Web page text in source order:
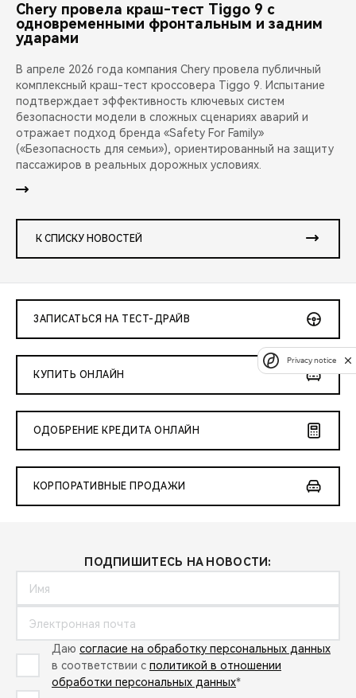
Chery провела краш-тест Tiggo 9 с
одновременными фронтальным и задним
ударами
В апреле 2026 года компания Chery провела публичный
комплексный краш-тест кроссовера Tiggo 9. Испытание
подтверждает эффективность ключевых систем
безопасности модели в сложных сценариях аварий и
отражает подход бренда «Safety For Family»
(«Безопасность для семьи»), ориентированный на защиту
пассажиров в реальных дорожных условиях.
К СПИСКУ НОВОСТЕЙ
ЗАПИСАТЬСЯ НА ТЕСТ-ДРАЙВ
КУПИТЬ ОНЛАЙН
ОДОБРЕНИЕ КРЕДИТА ОНЛАЙН
КОРПОРАТИВНЫЕ ПРОДАЖИ
ПОДПИШИТЕСЬ НА НОВОСТИ:
Даю согласие на обработку персональных данных
в соответствии с политикой в отношении
обработки персональных данных*
Privacy notice